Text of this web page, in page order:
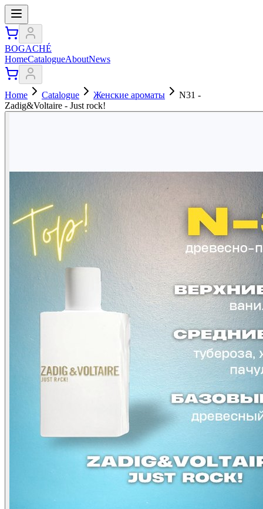
BOGACHÉ
HomeCatalogueAboutNews
Home Catalogue Женские ароматы
N31 -
Zadig&Voltaire - Just rock!